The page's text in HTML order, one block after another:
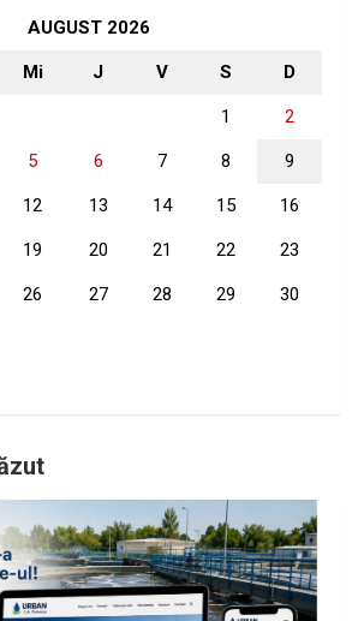
AUGUST 2026
Mi J V S D
1 2
5 6 7 8 9
12 13 14 15 16
19 20 21 22 23
26 27 28 29 30